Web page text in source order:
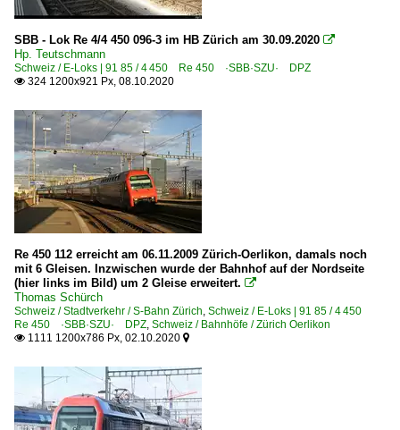
SBB - Lok Re 4/4 450 096-3 im HB Zürich am 30.09.2020 
Hp. Teutschmann
Schweiz / E-Loks | 91 85 / 4 450 Re 450 ·SBB·SZU· DPZ
 324 1200x921 Px, 08.10.2020
Re 450 112 erreicht am 06.11.2009 Zürich-Oerlikon, damals noch
mit 6 Gleisen. Inzwischen wurde der Bahnhof auf der Nordseite
(hier links im Bild) um 2 Gleise erweitert. 
Thomas Schürch
Schweiz / Stadtverkehr / S-Bahn Zürich, Schweiz / E-Loks | 91 85 / 4 450
Re 450 ·SBB·SZU· DPZ, Schweiz / Bahnhöfe / Zürich Oerlikon
 1111 1200x786 Px, 02.10.2020 